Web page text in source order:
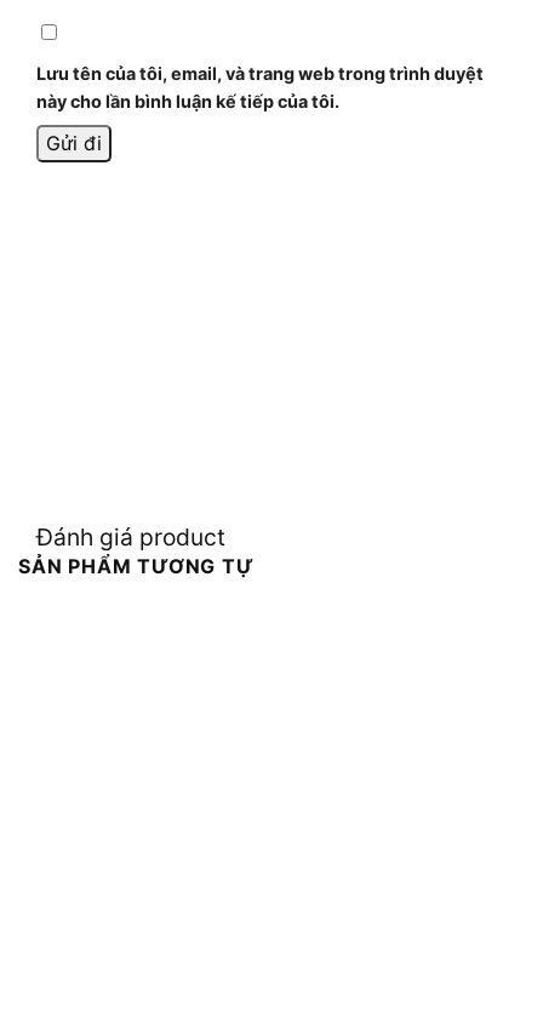
Lưu tên của tôi, email, và trang web trong trình duyệt
này cho lần bình luận kế tiếp của tôi.
Đánh giá product
SẢN PHẨM TƯƠNG TỰ